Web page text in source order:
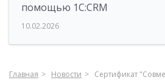
помощью 1С:CRM
10.02.2026
Главная Новости Сертификат